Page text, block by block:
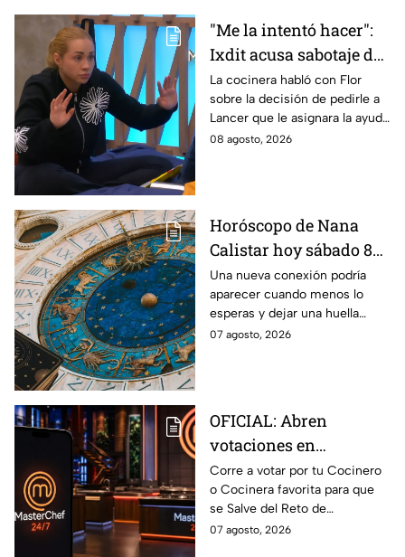
"Me la intentó hacer":
Ixdit acusa sabotaje de
Ramahá en la pasada
gala de salvación de
MasterChef 24/7
La cocinera habló con Flor
sobre la decisión de pedirle a
Lancer que le asignara la ayuda
de Ramahá y no la de Daniela
08 agosto, 2026
Horóscopo de Nana
Calistar hoy sábado 8
de agosto del 2026 para
cada signo; una
conexión inesperada
podría transformar tus
Una nueva conexión podría
aparecer cuando menos lo
esperas y dejar una huella
importante.
07 agosto, 2026
OFICIAL: Abren
votaciones en
MasterChef 24/7 para
que salves a un
Cocinero del Reto de
Eliminación de este
Corre a votar por tu Cocinero
o Cocinera favorita para que
se Salve del Reto de
Eliminación de MasterChef
07 agosto, 2026